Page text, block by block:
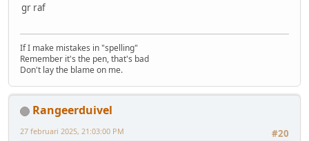
gr raf
If I make mistakes in "spelling"
Remember it's the pen, that's bad
Don't lay the blame on me.
Rangeerduivel
#20
27 februari 2025, 21:03:00 PM